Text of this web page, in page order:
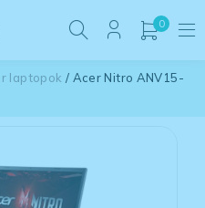
0
laptopok / Acer Nitro ANV15-